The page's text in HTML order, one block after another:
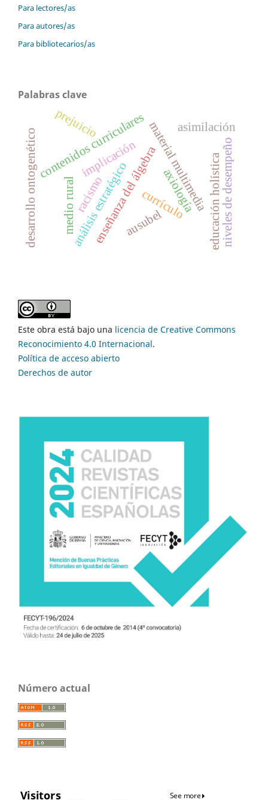
Para lectores/as
Para autores/as
Para bibliotecarios/as
Palabras clave
currículo
implicación
axiología
material multimedia
enseñanza del álgebra educación holística
análisis estratégico
contenidos curriculares niveles de desempeño
desarrollo ontogenético
asimilación
racismo
prejuicio
ausubel
medio rural
Este obra está bajo una licencia de Creative Commons
Reconocimiento 4.0 Internacional.
Política de acceso abierto
Derechos de autor
Número actual